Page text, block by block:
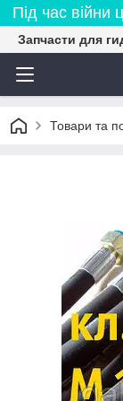
Під час війни
Запчасти для
Товари та